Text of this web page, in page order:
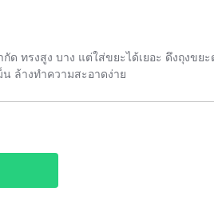
ทรงสูง บาง แต่ใส่ขยะได้เยอะ ดึงถุงขย
ล้างทำความสะอาดง่าย